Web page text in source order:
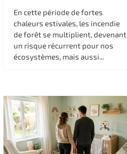
En cette période de fortes
chaleurs estivales, les incendie
de forêt se multiplient, devenant
un risque récurrent pour nos
écosystèmes, mais aussi...